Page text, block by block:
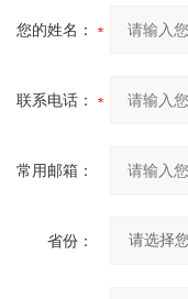
您的姓名：
联系电话：
常用邮箱：
省份：